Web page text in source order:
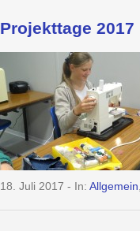
Projekttage 2017
18. Juli 2017 - In: Allgemein